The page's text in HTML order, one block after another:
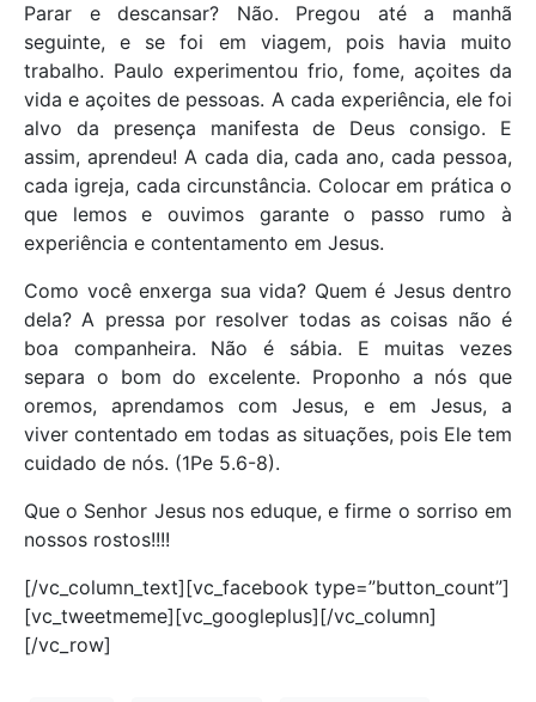
Parar e descansar? Não. Pregou até a manhã
seguinte, e se foi em viagem, pois havia muito
trabalho. Paulo experimentou frio, fome, açoites da
vida e açoites de pessoas. A cada experiência, ele foi
alvo da presença manifesta de Deus consigo. E
assim, aprendeu! A cada dia, cada ano, cada pessoa,
cada igreja, cada circunstância. Colocar em prática o
que lemos e ouvimos garante o passo rumo à
experiência e contentamento em Jesus.
Como você enxerga sua vida? Quem é Jesus dentro
dela? A pressa por resolver todas as coisas não é
boa companheira. Não é sábia. E muitas vezes
separa o bom do excelente. Proponho a nós que
oremos, aprendamos com Jesus, e em Jesus, a
viver contentado em todas as situações, pois Ele tem
cuidado de nós. (1Pe 5.6-8).
Que o Senhor Jesus nos eduque, e firme o sorriso em
nossos rostos!!!!
[/vc_column_text][vc_facebook type=”button_count”]
[vc_tweetmeme][vc_googleplus][/vc_column]
[/vc_row]